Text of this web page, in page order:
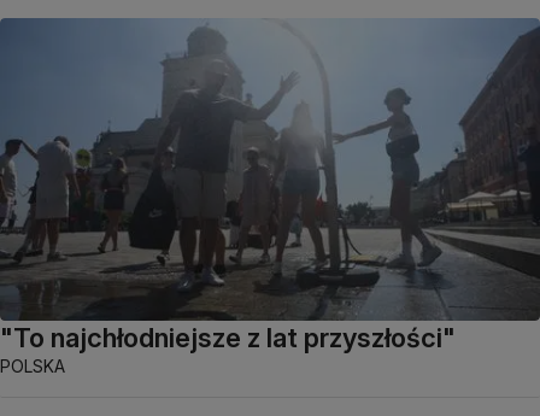
"To najchłodniejsze z lat przyszłości"
POLSKA